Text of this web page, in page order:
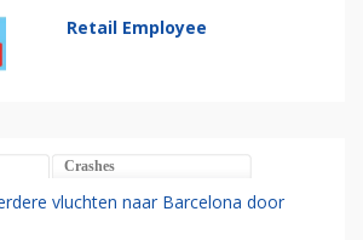
Retail Employee
Crashes
vluchten naar Barcelona door